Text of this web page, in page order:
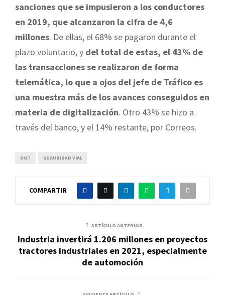
sanciones que se impusieron a los conductores
en 2019, que alcanzaron la cifra de 4,6
millones. De ellas, el 68% se pagaron durante el
plazo voluntario, y del total de estas, el 43% de
las transacciones se realizaron de forma
telemática, lo que a ojos del jefe de Tráfico es
una muestra más de los avances conseguidos en
materia de digitalización. Otro 43% se hizo a
través del banco, y el 14% restante, por Correos.
DGT SEGURIDAD VIAL
COMPARTIR
ARTÍCULO ANTERIOR
Industria invertirá 1.206 millones en proyectos
tractores industriales en 2021, especialmente
de automoción